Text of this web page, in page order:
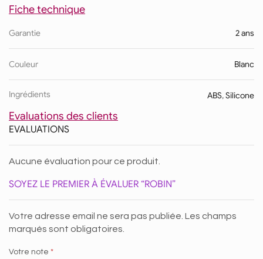
Fiche technique
Garantie 2 ans
Couleur Blanc
Ingrédients ABS,Silicone
Evaluations des clients
EVALUATIONS
Aucune évaluation pour ce produit.
SOYEZ LE PREMIER À ÉVALUER “ROBIN”
Votre adresse email ne sera pas publiée. Les champs
marqués sont obligatoires.
Votre note *